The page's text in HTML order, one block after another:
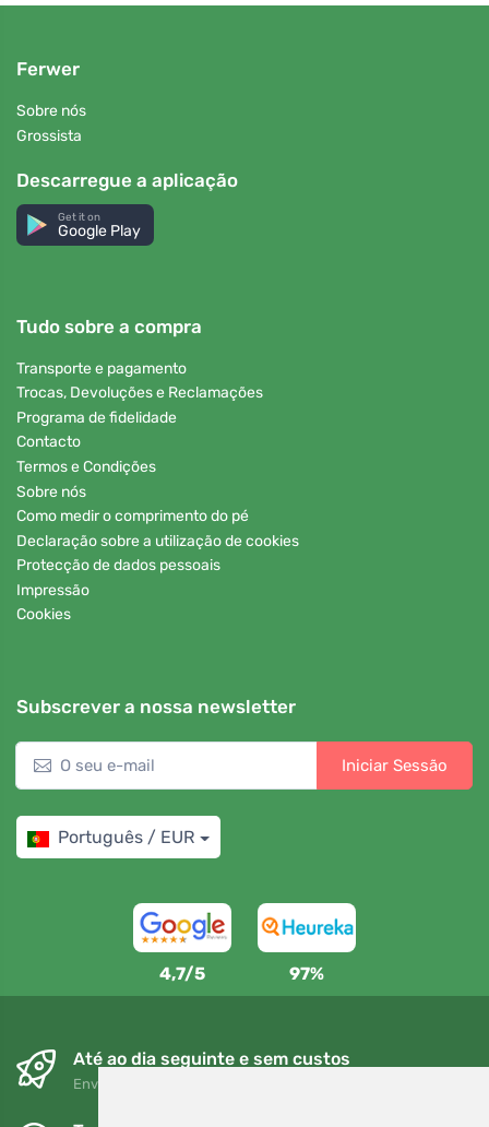
Ferwer
Sobre nós
Grossista
Descarregue a aplicação
Get it on
Google Play
Tudo sobre a compra
Transporte e pagamento
Trocas, Devoluções e Reclamações
Programa de fidelidade
Contacto
Termos e Condições
Sobre nós
Como medir o comprimento do pé
Declaração sobre a utilização de cookies
Protecção de dados pessoais
Impressão
Cookies
Subscrever a nossa newsletter
Iniciar Sessão
Português / EUR
4,7/5 97%
Até ao dia seguinte e sem custos
Envio gratuito para encomendas superiores a 80 EUR